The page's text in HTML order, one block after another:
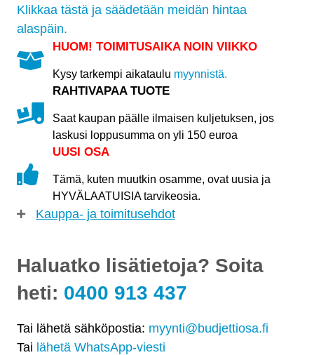
Klikkaa tästä ja säädetään meidän hintaa
alaspäin.
HUOM! TOIMITUSAIKA NOIN VIIKKO
Kysy tarkempi aikataulu myynnistä.
RAHTIVAPAA TUOTE
Saat kaupan päälle ilmaisen kuljetuksen, jos
laskusi loppusumma on yli 150 euroa
UUSI OSA
Tämä, kuten muutkin osamme, ovat uusia ja
HYVÄLAATUISIA tarvikeosia.
Kauppa- ja toimitusehdot
Haluatko lisätietoja? Soita
heti: 0400 913 437
Tai lähetä sähköpostia: myynti@budjettiosa.fi
Tai lähetä WhatsApp-viesti